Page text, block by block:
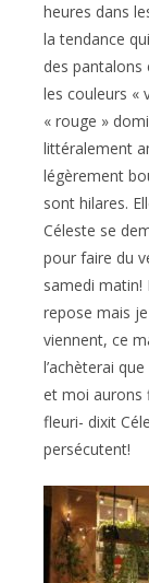
heures dans
la tendance
des pantalons
les couleurs «
« rouge »
littéralement
légèrement
sont hilares.
Céleste se
pour faire du
samedi matin!
repose mais
viennent, ce
l’achèterai
et moi aurons
fleuri- dixit
persécutent!